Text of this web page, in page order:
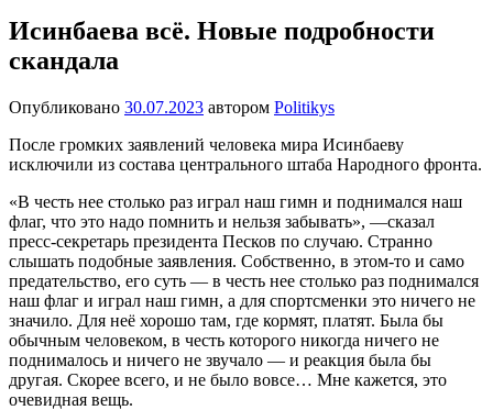
Исинбаева всё. Новые подробности
скандала
Опубликовано 30.07.2023 автором Politikys
После громких заявлений человека мира Исинбаеву
исключили из состава центрального штаба Народного фронта.
«В честь нее столько раз играл наш гимн и поднимался наш
флаг, что это надо помнить и нельзя забывать», —сказал
пресс-секретарь президента Песков по случаю. Странно
слышать подобные заявления. Собственно, в этом-то и само
предательство, его суть — в честь нее столько раз поднимался
наш флаг и играл наш гимн, а для спортсменки это ничего не
значило. Для неё хорошо там, где кормят, платят. Была бы
обычным человеком, в честь которого никогда ничего не
поднималось и ничего не звучало — и реакция была бы
другая. Скорее всего, и не было вовсе… Мне кажется, это
очевидная вещь.